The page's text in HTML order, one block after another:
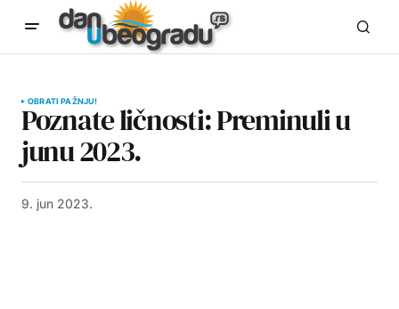
OBRATI PAŽNJU!
Poznate ličnosti: Preminuli u
junu 2023.
9. jun 2023.